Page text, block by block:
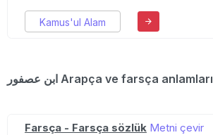
Kamus'ul Alam
ابن عصفور Arapça ve farsça anlamları
Farsça - Farsça sözlük Metni çevir